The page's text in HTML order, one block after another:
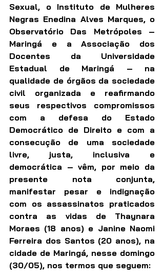
Sexual, o Instituto de Mulheres
Negras Enedina Alves Marques,
Observatório Das Metrópoles –
Maringá e a Associação dos
Docentes da Universidade
Estadual de Maringá – na
qualidade de órgãos da sociedade
civil organizada e reafirmando
seus respectivos compromissos
com a defesa do Estado
Democrático de Direito e com a
consecução de uma sociedade
livre, justa, inclusiva e
democrática – vêm, por meio da
presente nota conjunta,
manifestar pesar e indignação
com os assassinatos praticados
contra as vidas de Thaynara
Moraes (18 anos) e Janine Naomi
Ferreira dos Santos (20 anos), na
cidade de Maringá, nesse domingo
(30/05), nos termos que seguem: